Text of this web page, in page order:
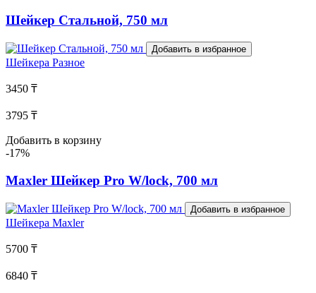
Шейкер Стальной, 750 мл
Добавить в избранное
Шейкера Разное
3450 ₸
3795 ₸
Добавить в корзину
-17%
Maxler Шейкер Pro W/lock, 700 мл
Добавить в избранное
Шейкера Maxler
5700 ₸
6840 ₸